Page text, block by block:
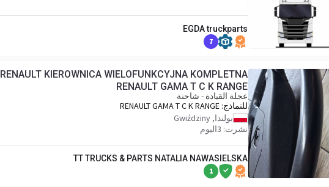
EGDA truckparts
7
RENAULT KIEROWNICA WIELOFUNKCYJNA KOMPLETNA
RENAULT GAMA T C K RANGE
عجلة القيادة - شاحنة
للنماذج: RENAULT GAMA T C K RANGE
بولندا, Gwiździny
نشرت: 3اليوم
TT TRUCKS & PARTS NATALIA NAWASIELSKA
1